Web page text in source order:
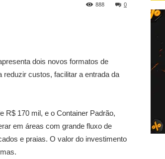
0
888
dois novos formatos de
reduzir custos, facilitar a entrada da
R$ 170 mil, e o Container Padrão,
em áreas com grande fluxo de
e praias. O valor do investimento